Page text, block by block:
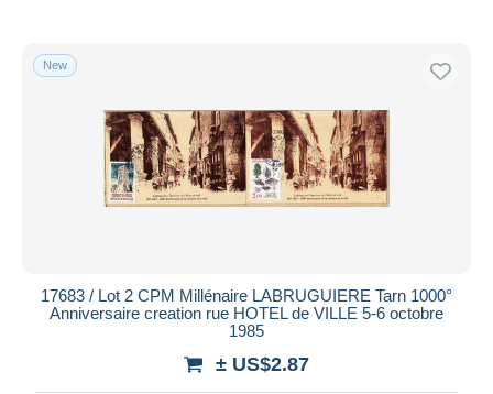
New
17683 / Lot 2 CPM Millénaire LABRUGUIERE Tarn 1000°
Anniversaire creation rue HOTEL de VILLE 5-6 octobre
1985
± US$2.87